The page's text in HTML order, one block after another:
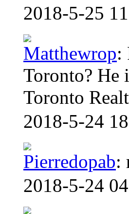
2018-5-25
Matthewrop:
Toronto? He
Toronto
2018-5-24
Pierredopab:
2018-5-24